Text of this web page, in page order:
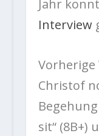
Jahr
Interview
Vorherige
Christof
sit“ (8B+)